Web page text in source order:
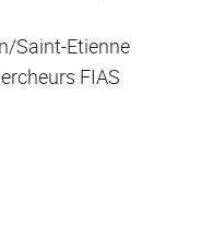
Saint-Etienne
FIAS